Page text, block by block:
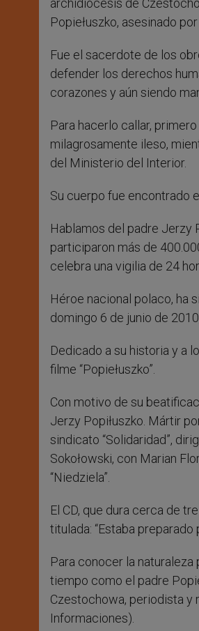
archidiócesis de
Popiełuszko, asesinado
Fue el sacerdote de los
defender los derechos
corazones y aún siendo
Para hacerlo callar,
milagrosamente ileso,
del Ministerio del Interior.
Su cuerpo fue encontrado
Hablamos del padre Jerzy
participaron más de
celebra una vigilia de 24
Héroe nacional polaco, ha
domingo 6 de junio de
Dedicado a su historia y a
filme “Popiełuszko”.
Con motivo de su
Jerzy Popiłuszko. Mártir
sindicato “Solidaridad”,
Sokołowski, con Marian
“Niedziela”.
El CD, que dura cerca de
titulada: “Estaba preparado
Para conocer la
tiempo como el padre
Czestochowa, periodista y
Informaciones).